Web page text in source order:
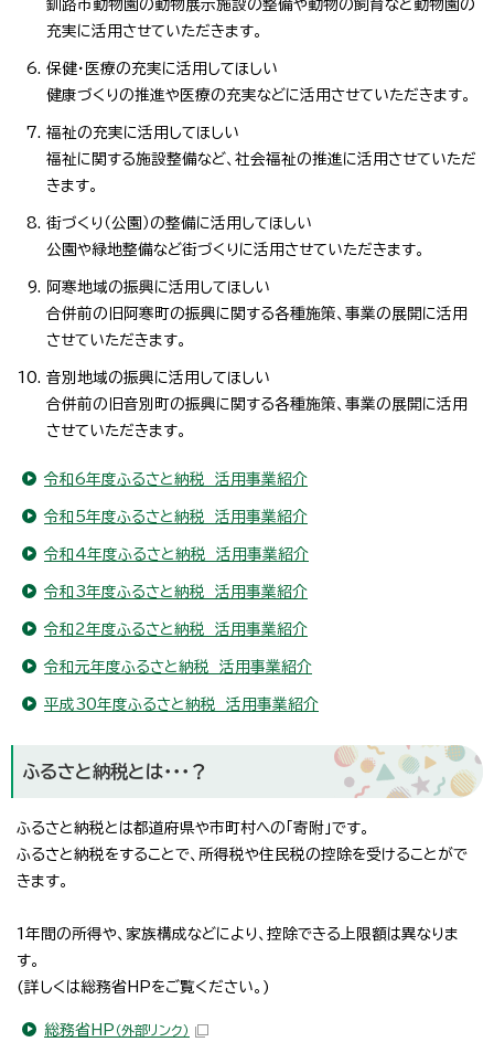
釧路市動物園の動物展示施設の整備や動物の飼育など動物園の
充実に活用させていただきます。
保健・医療の充実に活用してほしい
健康づくりの推進や医療の充実などに活用させていただきます。
福祉の充実に活用してほしい
福祉に関する施設整備など、社会福祉の推進に活用させていただ
きます。
街づくり（公園）の整備に活用してほしい
公園や緑地整備など街づくりに活用させていただきます。
阿寒地域の振興に活用してほしい
合併前の旧阿寒町の振興に関する各種施策、事業の展開に活用
させていただきます。
音別地域の振興に活用してほしい
合併前の旧音別町の振興に関する各種施策、事業の展開に活用
させていただきます。
令和6年度ふるさと納税 活用事業紹介
令和5年度ふるさと納税 活用事業紹介
令和4年度ふるさと納税 活用事業紹介
令和3年度ふるさと納税 活用事業紹介
令和2年度ふるさと納税 活用事業紹介
令和元年度ふるさと納税 活用事業紹介
平成30年度ふるさと納税 活用事業紹介
ふるさと納税とは・・・？
ふるさと納税とは都道府県や市町村への「寄附」です。
ふるさと納税をすることで、所得税や住民税の控除を受けることがで
きます。
1年間の所得や、家族構成などにより、控除できる上限額は異なりま
す。
(詳しくは総務省HPをご覧ください。)
総務省HP （外部リンク）